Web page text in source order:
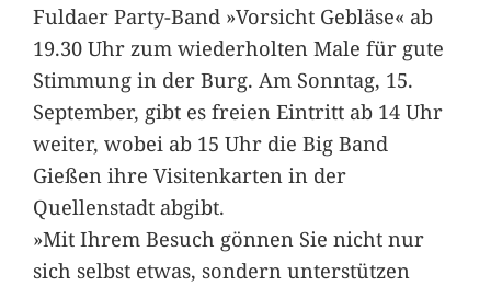
Fuldaer Party-Band »Vorsicht Gebläse« ab
19.30 Uhr zum wiederholten Male für gute
Stimmung in der Burg. Am Sonntag, 15.
September, gibt es freien Eintritt ab 14 Uhr
weiter, wobei ab 15 Uhr die Big Band
Gießen ihre Visitenkarten in der
Quellenstadt abgibt.
»Mit Ihrem Besuch gönnen Sie nicht nur
sich selbst etwas, sondern unterstützen